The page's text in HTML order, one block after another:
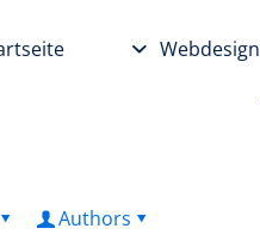
Webdesign
Authors